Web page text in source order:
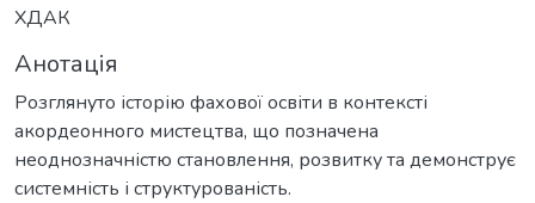
ХДАК
Анотація
Розглянуто історію фахової освіти в контексті
акордеонного мистецтва, що позначена
неоднозначністю становлення, розвитку та демонструє
системність і структурованість.